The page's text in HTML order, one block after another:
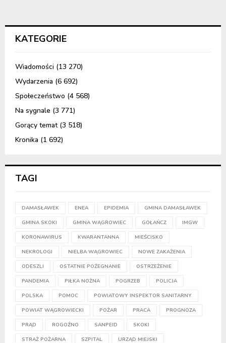
KATEGORIE
Wiadomości (13 270)
Wydarzenia (6 692)
Społeczeństwo (4 568)
Na sygnale (3 771)
Gorący temat(3 518)
Kronika (1 692)
TAGI
DAMASŁAWEK ENEA EPIDEMIA GMINA DAMASŁAWEK
GMINA SKOKI GMINA WĄGROWIEC GOŁAŃCZ IMGW
KORONAWIRUS KWARANTANNA MIEŚCISKO
NEKROLOGI NIELBA WĄGROWIEC NOWE ZAKAŻENIA
ODESZLI OSTATNIE POŻEGNANIE OSTRZEŻENIE
PANDEMIA PIŁKA NOŻNA POGRZEB POLICJA
POLSKA POMOC POWIATOWY INSPEKTOR SANITARNY
POWIAT WĄGROWIECKI POŻAR PRACA PROGNOZA
PRĄD ROGOŹNO SANPEID SKOKI
STRAŻ POŻARNA SZPITAL URZĄD MIEJSKI